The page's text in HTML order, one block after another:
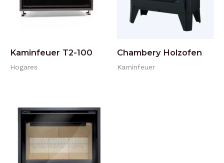
Kaminfeuer T2-100
Hogares
Chambery Holzofen
Kaminfeuer